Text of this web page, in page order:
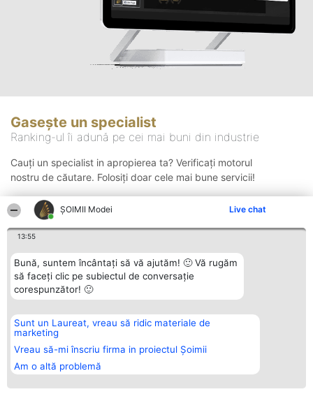
ȘOIMII Modei Live chat
13:55
Bună, suntem încântați să vă ajutăm! 🙂 Vă rugăm
să faceți clic pe subiectul de conversație
corespunzător! 🙂
Sunt un Laureat, vreau să ridic materiale de
marketing
Vreau să-mi înscriu firma in proiectul Șoimii
Am o altă problemă
Gasește un specialist
Ranking-ul îi adună pe cei mai buni din industrie
Cauți un specialist in apropierea ta? Verificați motorul
nostru de căutare. Folosiți doar cele mai bune servicii!
Organizator Ranking
BRIGHT SOLUTIONS BR SRL
Aleea Timisul De Sus 2 Bl. A30
Sc. A Et. 4 Ap. 13 Cod 061952
București
CUI 36737675
Plebiscyt
Lista Tuturor
Laureaților
Statut
Contact